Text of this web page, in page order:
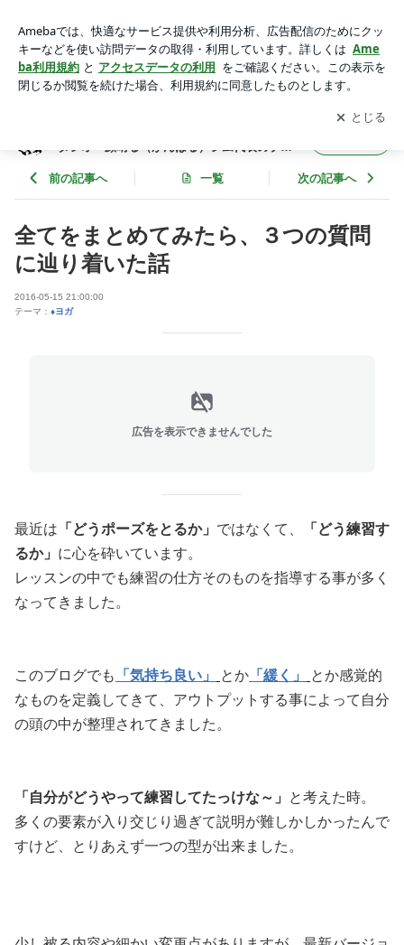
体の硬い人の為のパーソナルヨガスタジオ 顔晴る（がんば
る）ジム代表のブログ
アプリをダウンロードして ブログの更新通知
を受け取りまし
ょう。
開く
タジオ 顔晴る（がんばる）ジム代表のブロ
前の記事へ 一覧 次の記事へ
全てをまとめてみたら、３つの質問
に辿り着いた話
2016-05-15 21:00:00
テーマ： ♦ヨガ
広告を表示できませんでした
最近は 「どうポーズをとるか」 ではなくて、
「どう練習す
るか」 に心を砕いています。
レッスンの中でも練習の仕方そのものを指導する事が多く
なってきました。
このブログでも 「気持ち良い」 とか 「緩く」
とか感覚的
なものを定義してきて、アウトプットする事によって自分
の頭の中が整理されてきました。
「自分がどうやって練習してたっけな～」
と考えた時。
多くの要素が入り交じり過ぎて説明が難しかしかったんで
すけど、とりあえず一つの型が出来ました。